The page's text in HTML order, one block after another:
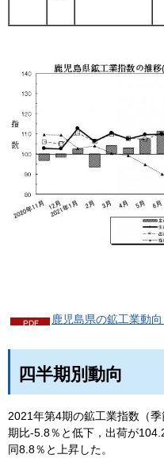
鹿児島県の鉱工業動
四半期別動向
2021年第4期の鉱工業指数（
期比-5.8％と低下，出荷が
同8.8％と上昇した。